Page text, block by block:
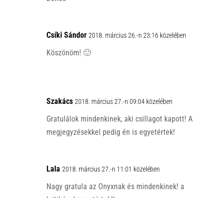
Csíki Sándor 2018. március 26.-n 23:16 közelében
Köszönöm! 🙂
Szakács 2018. március 27.-n 09:04 közelében
Gratulálok mindenkinek, aki csillagot kapott! A
megjegyzésekkel pedig én is egyetértek!
Lala 2018. március 27.-n 11:01 közelében
Nagy gratula az Onyxnak és mindenkinek! a